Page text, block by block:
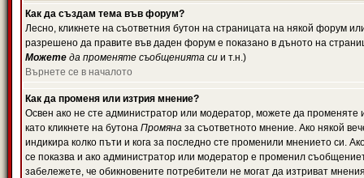
Как да създам тема във форум?
Лесно, кликнете на съответния бутон на страницата на някой форум
разрешено да правите във даден форум е показано в дъното на
Можете да променяте съобщенията си и т.н.)
Върнете се в началото
Как да променя или изтрия мнение?
Освен ако не сте администратор или модератор, можете да
като кликнете на бутона Промяна за съответното мнение. Ако някой
индикира колко пъти и кога за последно сте променили мнението си.
се показва и ако администратор или модератор е променил
забележете, че обикновените потребители не могат да изтриват